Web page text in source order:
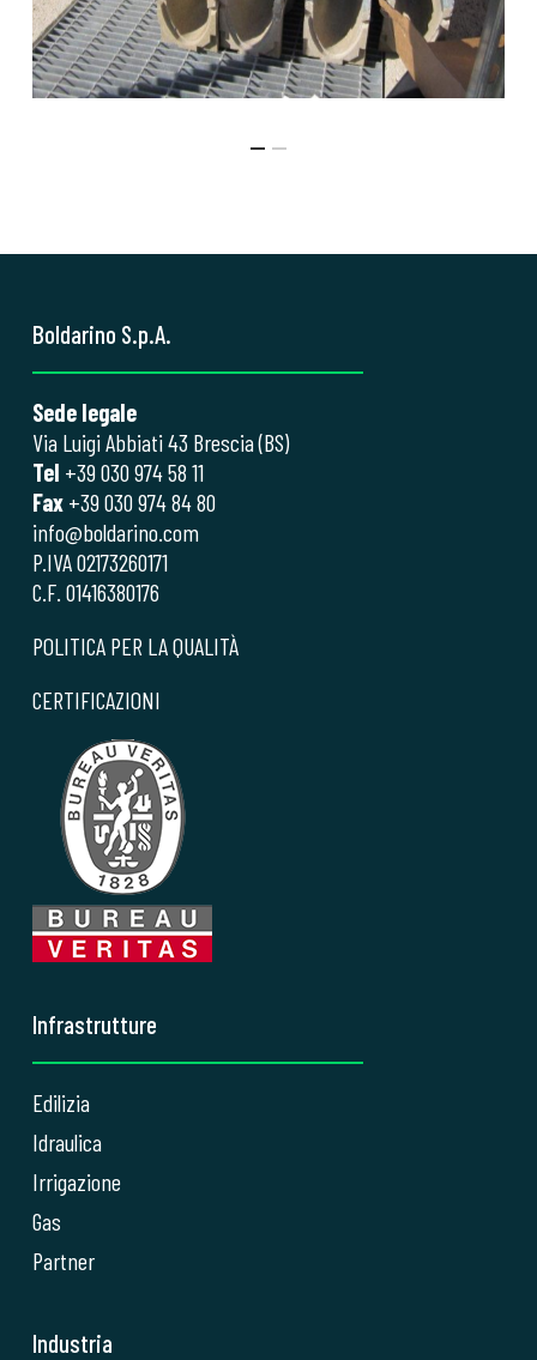
Boldarino S.p.A.
Sede legale
Via Luigi Abbiati 43 Brescia (BS)
Tel +39 030 974 58 11
Fax+39 030 974 84 80
info@boldarino.com
P.IVA 02173260171
C.F. 01416380176
POLITICA PER LA QUALITÀ
CERTIFICAZIONI
Infrastrutture
Edilizia
Idraulica
Irrigazione
Gas
Partner
Industria